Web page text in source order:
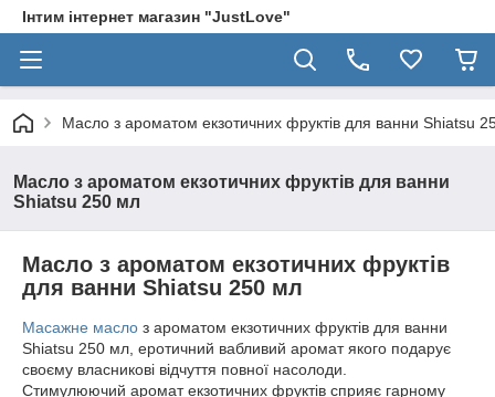
Інтим інтернет магазин "JustLove"
Масло з ароматом екзотичних фруктів для ванни Shiatsu
Масло з ароматом екзотичних фруктів для ванни
Shiatsu 250 мл
Масло з ароматом екзотичних фруктів
для ванни Shiatsu 250 мл
Масажне масло з ароматом екзотичних фруктів для ванни
Shiatsu 250 мл, еротичний вабливий аромат якого подарує
своєму власникові відчуття повної насолоди.
Стимулюючий аромат екзотичних фруктів сприяє гарному